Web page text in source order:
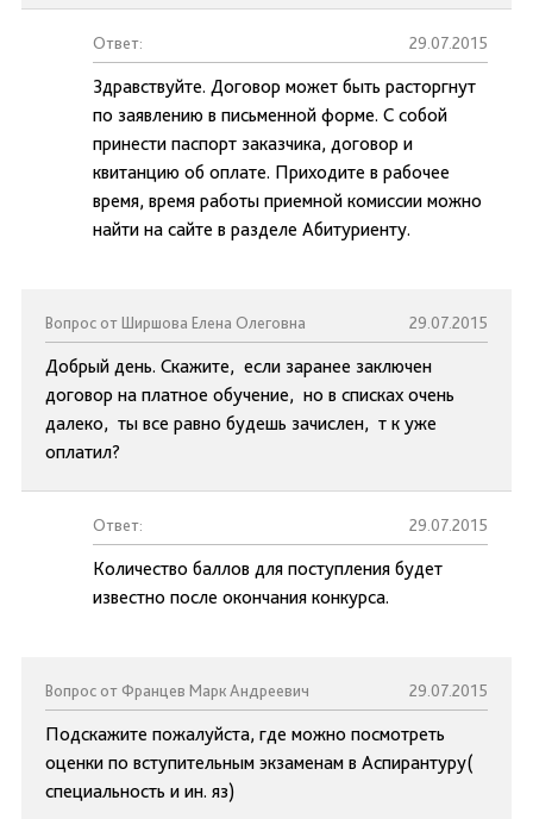
Ответ: 29.07.2015
Здравствуйте. Договор может быть расторгнут
по заявлению в письменной форме. С собой
принести паспорт заказчика, договор и
квитанцию об оплате. Приходите в рабочее
время, время работы приемной комиссии можно
найти на сайте в разделе Абитуриенту.
Вопрос от Ширшова Елена Олеговна 29.07.2015
Добрый день. Скажите, если заранее заключен
договор на платное обучение, но в списках очень
далеко, ты все равно будешь зачислен, т к уже
оплатил?
Ответ: 29.07.2015
Количество баллов для поступления будет
известно после окончания конкурса.
Вопрос от Францев Марк Андреевич 29.07.2015
Подскажите пожалуйста, где можно посмотреть
оценки по вступительным экзаменам в Аспирантуру(
специальность и ин. яз)